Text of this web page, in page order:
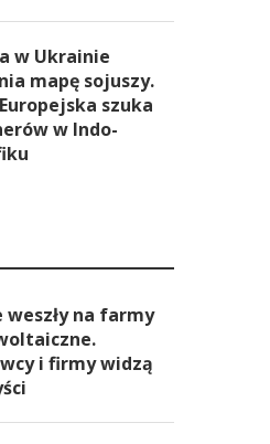
w Ukrainie
mapę sojuszy.
szuka
w Indo-
weszły na farmy
i firmy widzą